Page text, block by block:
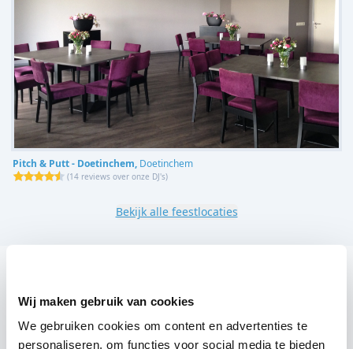
Wij maken gebruik van cookies
We gebruiken cookies om content en advertenties te
personaliseren, om functies voor social media te bieden
Pitch & Putt - Doetinchem, Doetinchem
(14 reviews over onze DJ's)
Bekijk alle feestlocaties
Stroombroek B.V.?
EenDJ hurenzonder zorgen in Kabelwaterskibaan